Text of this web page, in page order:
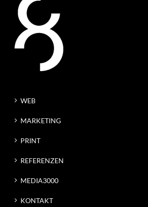
WEB
MARKETING
PRINT
REFERENZEN
MEDIA3000
KONTAKT